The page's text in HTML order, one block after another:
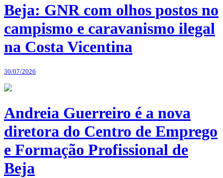
Beja: GNR com olhos postos no
campismo e caravanismo ilegal
na Costa Vicentina
30/07/2026
Andreia Guerreiro é a nova
diretora do Centro de Emprego
e Formação Profissional de
Beja